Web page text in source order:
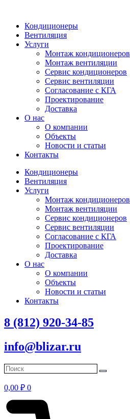
Кондиционеры
Вентиляция
Услуги
Монтаж кондиционеров
Монтаж вентиляции
Сервис кондиционеров
Сервис вентиляции
Согласование с КГА
Проектирование
Доставка
О нас
О компании
Объекты
Новости и статьи
Контакты
Кондиционеры
Вентиляция
Услуги
Монтаж кондиционеров
Монтаж вентиляции
Сервис кондиционеров
Сервис вентиляции
Согласование с КГА
Проектирование
Доставка
О нас
О компании
Объекты
Новости и статьи
Контакты
8 (812) 920-34-85
info@blizar.ru
0,00 ₽ 0